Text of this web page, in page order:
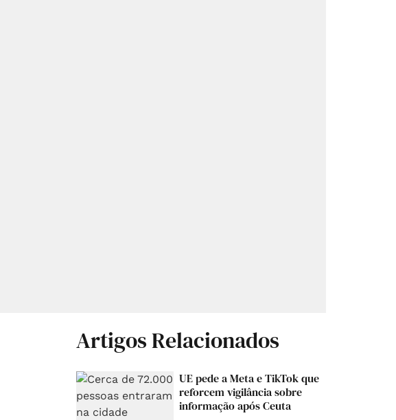
Artigos Relacionados
UE pede a Meta e TikTok que
reforcem vigilância sobre
informação após Ceuta